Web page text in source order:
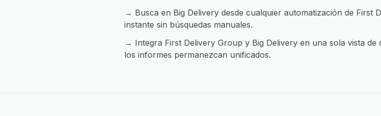
→ Busca en Big Delivery desde cualquier automatización de First
instante sin búsquedas manuales.
→ Integra First Delivery Group y Big Delivery en una sola vista de
los informes permanezcan unificados.